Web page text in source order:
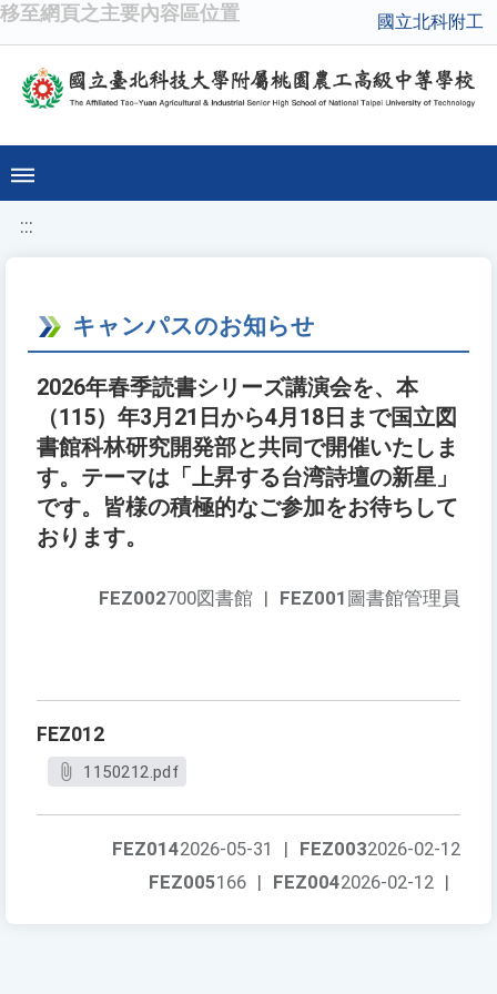
移至網頁之主要內容區位置 國立北科附工
:::
キャンパスのお知らせ
2026年春季読書シリーズ講演会を、本
（115）年3月21日から4月18日まで国立図
書館科林研究開発部と共同で開催いたしま
す。テーマは「上昇する台湾詩壇の新星」
です。皆様の積極的なご参加をお待ちして
おります。
FEZ001 圖書館管理員
FEZ002700図書館 |
FEZ012
1150212.pdf
FEZ0032026-02-12
FEZ0142026-05-31
|
FEZ0042026-02-12 |
FEZ005166 |